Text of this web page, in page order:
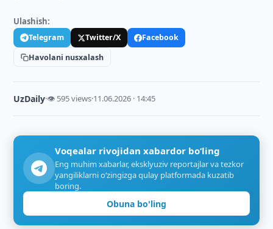
Ulashish:
Telegram Twitter/X
Facebook
Havolani nusxalash
UzDaily·👁 595 views·11.06.2026 · 14:45
Voqealar rivojidan xabardor bo‘ling
Eng muhim xabarlar, eksklyuziv reportajlar va tezkor
yangiliklarni o‘zingizga qulay platformada kuzatib
boring.
Obuna bo'ling